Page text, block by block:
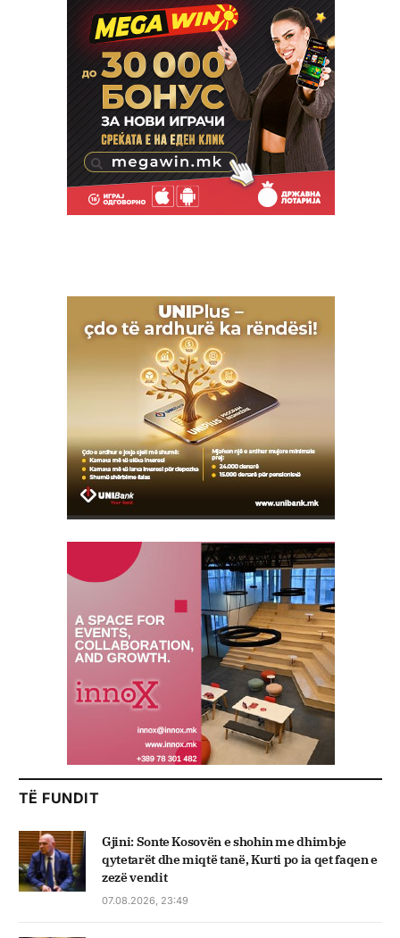
TË FUNDIT
Gjini: Sonte Kosovën e shohin me dhimbje
qytetarët dhe miqtë tanë, Kurti po ia qet faqen e
zezë vendit
07.08.2026, 23:49